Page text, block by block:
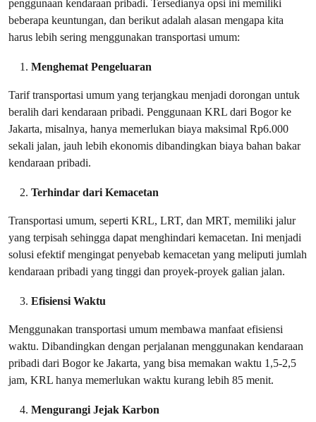
penggunaan kendaraan pribadi. Tersedianya opsi ini memiliki
beberapa keuntungan, dan berikut adalah alasan mengapa kita
harus lebih sering menggunakan transportasi umum:
Menghemat Pengeluaran
Tarif transportasi umum yang terjangkau menjadi dorongan untuk
beralih dari kendaraan pribadi. Penggunaan KRL dari Bogor ke
Jakarta, misalnya, hanya memerlukan biaya maksimal Rp6.000
sekali jalan, jauh lebih ekonomis dibandingkan biaya bahan bakar
kendaraan pribadi.
Terhindar dari Kemacetan
Transportasi umum, seperti KRL, LRT, dan MRT, memiliki jalur
yang terpisah sehingga dapat menghindari kemacetan. Ini menjadi
solusi efektif mengingat penyebab kemacetan yang meliputi jumlah
kendaraan pribadi yang tinggi dan proyek-proyek galian jalan.
Efisiensi Waktu
Menggunakan transportasi umum membawa manfaat efisiensi
waktu. Dibandingkan dengan perjalanan menggunakan kendaraan
pribadi dari Bogor ke Jakarta, yang bisa memakan waktu 1,5-2,5
jam, KRL hanya memerlukan waktu kurang lebih 85 menit.
Mengurangi Jejak Karbon